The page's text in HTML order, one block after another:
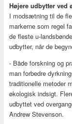
Højere udbytter ved
I modsætning til de
markerne som regel
de fleste u-
udbytter, når de
- Både forskning og
man forbedre
traditionelle metoder
økologisk indsigt.
udbyttet ved
Andrew Stevenson.